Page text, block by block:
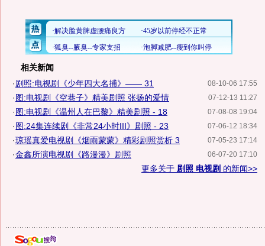
相关新闻
08-10-06 17:55
·剧照:电视剧《少年四大名捕》—— 31
07-12-13 11:27
·图:电视剧《空巷子》精美剧照 张扬的爱情
07-08-08 19:04
·图:电视剧《温州人在巴黎》精美剧照 - 18
07-06-12 18:34
·图:24集连续剧《非常24小时III》剧照 - 23
07-05-23 17:14
·琼瑶真爱电视剧《烟雨蒙蒙》精彩剧照赏析 3
06-07-20 17:10
·金鑫所演电视剧《路漫漫》剧照
更多关于 剧照 电视剧 的新闻>>